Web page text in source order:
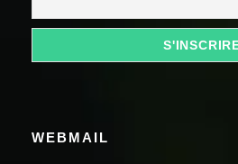
WEBMAIL